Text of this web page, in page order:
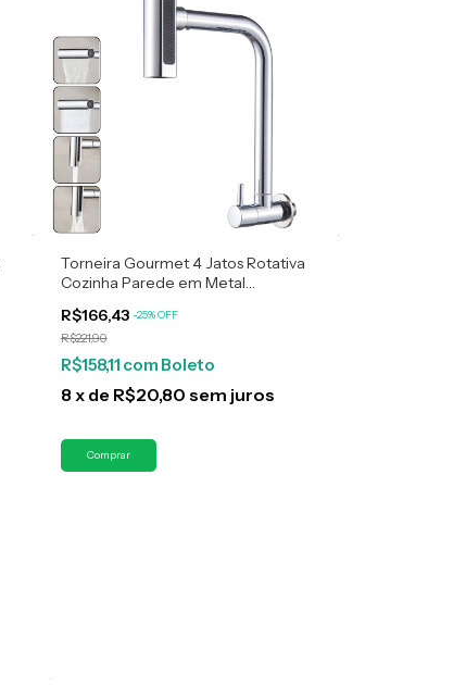
Torneira Gourmet 4 Jatos Rotativa
Cozinha Parede em Metal
R$166,43 -25%OFF
R$221,90
R$158,11 com Boleto
8 x de R$20,80 sem juros